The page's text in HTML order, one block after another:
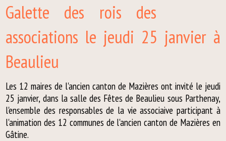
Galette des rois des
associations le jeudi 25 janvier à
Beaulieu
Les 12 maires de l'ancien canton de Mazières ont invité le jeudi
25 janvier, dans la salle des Fêtes de Beaulieu sous Parthenay,
l'ensemble des responsables de la vie associaive participant à
l'animation des 12 communes de l'ancien canton de Mazières en
Gâtine.